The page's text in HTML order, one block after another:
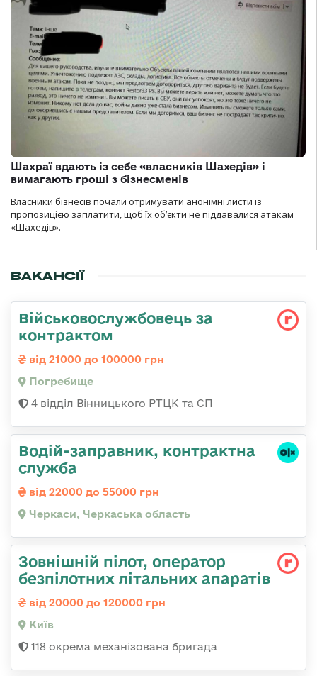
Шахраї вдають із себе «власників Шахедів» і
вимагають гроші з бізнесменів
Власники бізнесів почали отримувати анонімні листи із
пропозицією заплатити, щоб їх об’єкти не піддавалися атакам
«Шахедів».
ВАКАНСІЇ
Військовослужбовець за
контрактом
від 21000 до 100000 грн
Погребище
4 відділ Вінницького РТЦК та СП
Водій-заправник, контрактна
служба
від 22000 до 55000 грн
Черкаси, Черкаська область
Зовнішній пілот, оператор
безпілотних літальних апаратів
від 20000 до 120000 грн
Київ
118 окрема механізована бригада